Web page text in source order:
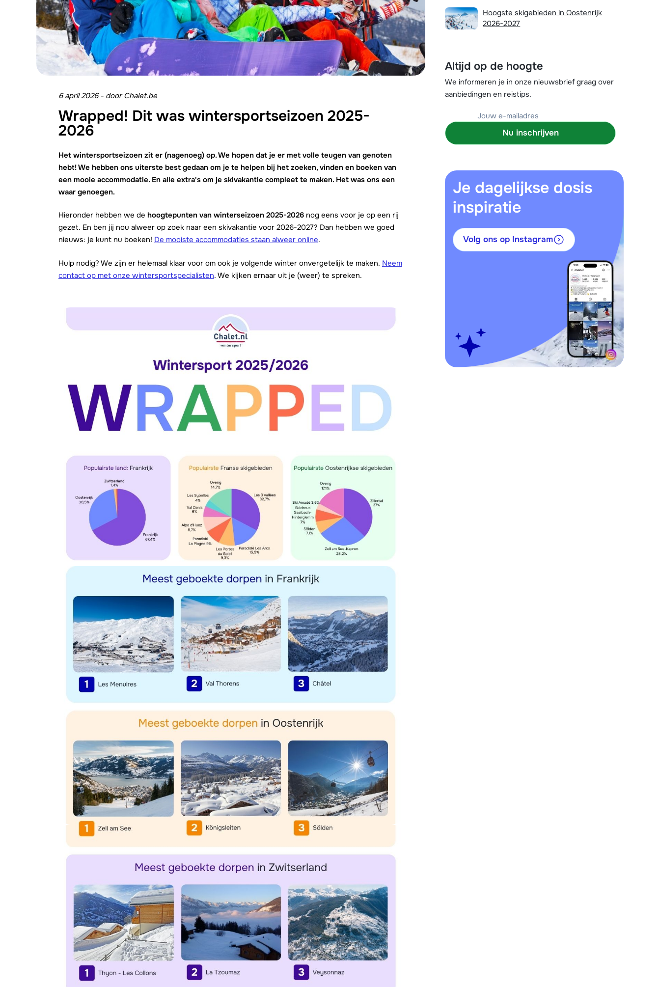
Plan een terugbelverzoek
We zijn er vandaag om 09:00 uur.
Bel ons via 03 3037838
6 april 2026 - doorChalet.be
Wrapped! Dit was wintersportseizoen 2025-
2026
Het wintersportseizoen zit er (nagenoeg) op. We hopen dat je er met volle teugen van genoten
hebt! We hebben ons uiterste best gedaan om je te helpen bij het zoeken, vinden en boeken van
een mooie accommodatie. En alle extra's om je skivakantie compleet te maken. Het was ons een
waar genoegen.
Hieronder hebben we de hoogtepunten van winterseizoen 2025-2026 nog eens voor je op een rij
gezet. En ben jij nou alweer op zoek naar een skivakantie voor 2026-2027? Dan hebben we goed
nieuws: je kunt nu boeken! De mooiste accommodaties staan alweer online.
Hulp nodig? We zijn er helemaal klaar voor om ook je volgende winter onvergetelijk te maken. Neem
contact op met onze wintersportspecialisten. We kijken ernaar uit je (weer) te spreken.
Hoogste skigebieden in Oostenrijk
2026-2027
Altijd op de hoogte
We informeren je in onze nieuwsbrief graag over
aanbiedingen en reistips.
Nu inschrijven
Je dagelijkse dosis
inspiratie
Volg ons op Instagram